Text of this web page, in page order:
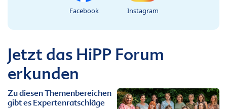
Facebook Instagram
Jetzt das HiPP Forum
erkunden
Zu diesen Themenbereichen
gibt es Expertenratschläge